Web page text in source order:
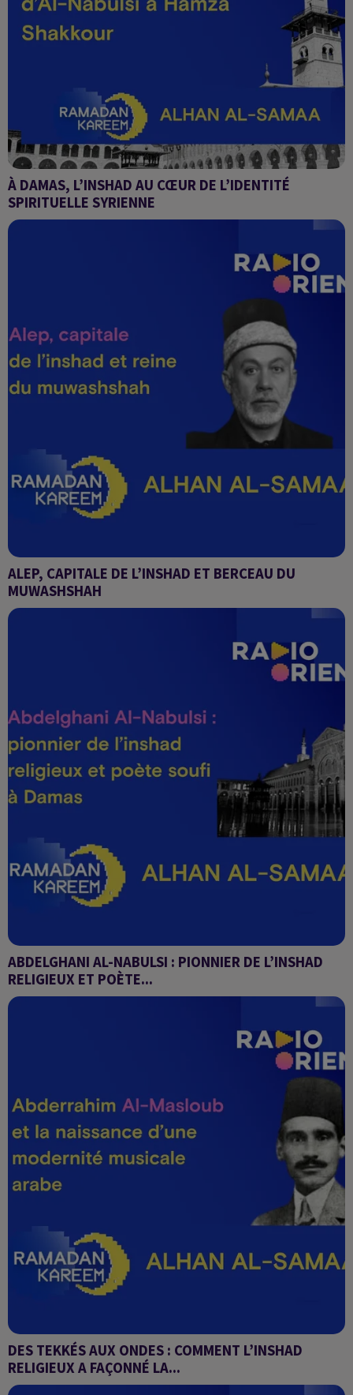
À DAMAS, L’INSHAD AU CŒUR DE L’IDENTITÉ
SPIRITUELLE SYRIENNE
Alhan Al-Samaa
ALEP, CAPITALE DE L’INSHAD ET BERCEAU DU
MUWASHSHAH
Alhan Al-Samaa
ABDELGHANI AL-NABULSI : PIONNIER DE L’INSHAD
RELIGIEUX ET POÈTE...
Alhan Al-Samaa
DES TEKKÉS AUX ONDES : COMMENT L’INSHAD
RELIGIEUX A FAÇONNÉ LA...
Alhan Al-Samaa